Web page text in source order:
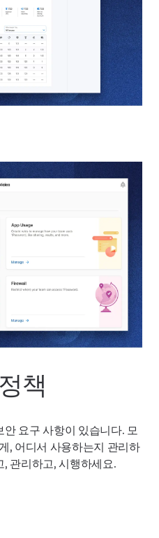
책
요구 사항이 있습니다. 모
, 어디서 사용하는지 관리하
관리하고, 시행하세요.